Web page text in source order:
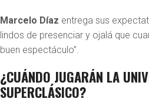
Marcelo Díaz entrega sus
lindos de presenciar y ojalá que
buen espectáculo”.
¿CUÁNDO JUGARÁN LA
SUPERCLÁSICO?